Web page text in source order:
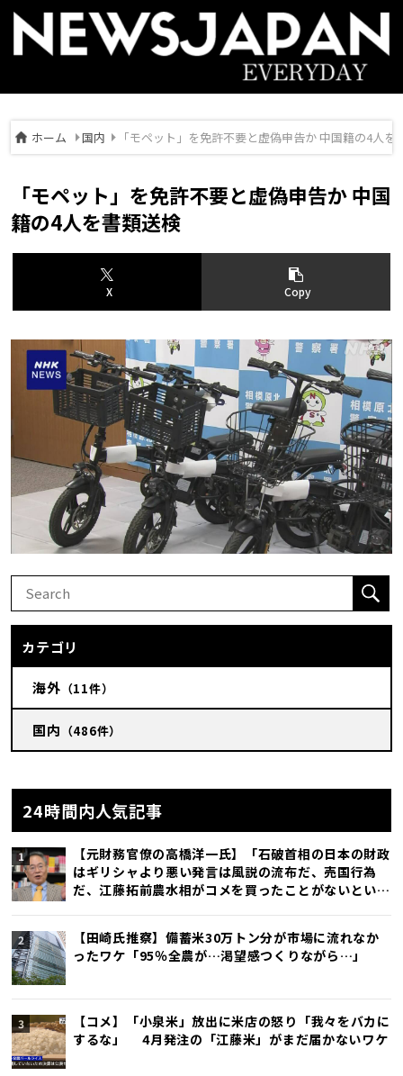
ホーム 国内 「モペット」を免許不要と虚偽申告か 中国籍の4人を
24時間内人気記事
【元財務官僚の高橋洋一氏】「石破首相の日本の財政
はギリシャより悪い発言は風説の流布だ、売国行為
だ、江藤拓前農水相がコメを買ったことがないという
【田崎氏推察】備蓄米30万トン分が市場に流れなか
ったワケ「95％全農が…渇望感つくりながら…」
【コメ】「小泉米」放出に米店の怒り「我々をバカに
するな」 4月発注の「江藤米」がまだ届かないワケ
「モペット」を免許不要と虚偽申告か 中国
籍の4人を書類送検
X Copy
カテゴリ
海外 （11件）
国内 （486件）